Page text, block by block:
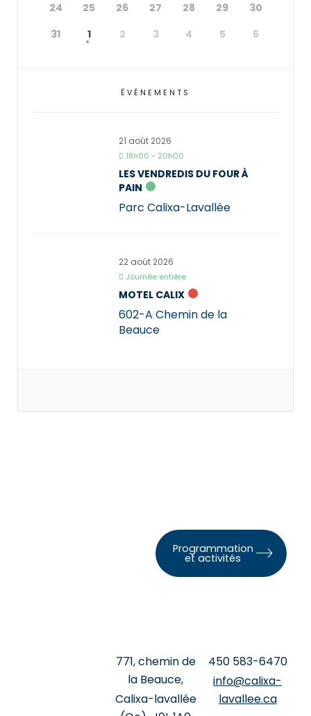
24
25 26 27 28 29
30
31
1 2 3 4 5 6
ÉVÉNEMENTS
21 août 2026
18h00 - 20h00
LES VENDREDIS DU FOUR À
PAIN
Parc Calixa-Lavallée
22 août 2026
Journée entière
MOTEL CALIX
602-A Chemin de la
Beauce
Programmation
et activités
771, chemin de
la Beauce,
Calixa-lavallée
‍450 ‍583-6470
info@calixa-
lavallee.ca